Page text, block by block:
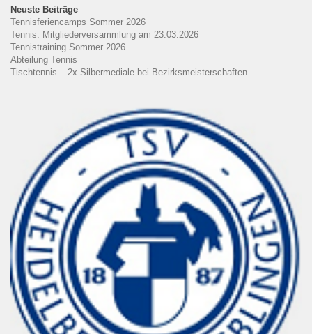
Neuste Beiträge
Tennisferiencamps Sommer 2026
Tennis: Mitgliederversammlung am 23.03.2026
Tennistraining Sommer 2026
Abteilung Tennis
Tischtennis – 2x Silbermediale bei Bezirksmeisterschaften